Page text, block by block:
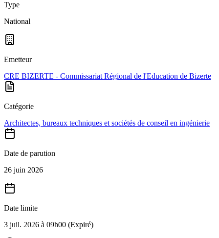
Type
National
Emetteur
CRE BIZERTE - Commissariat Régional de l'Education de Bizerte
Catégorie
Architectes, bureaux techniques et sociétés de conseil en ingénierie
Date de parution
26 juin 2026
Date limite
3 juil. 2026 à 09h00 (Expiré)